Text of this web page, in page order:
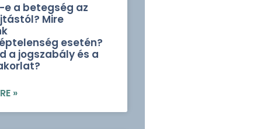
e a betegség az
Mire
esetén?
a jogszabály és a
»